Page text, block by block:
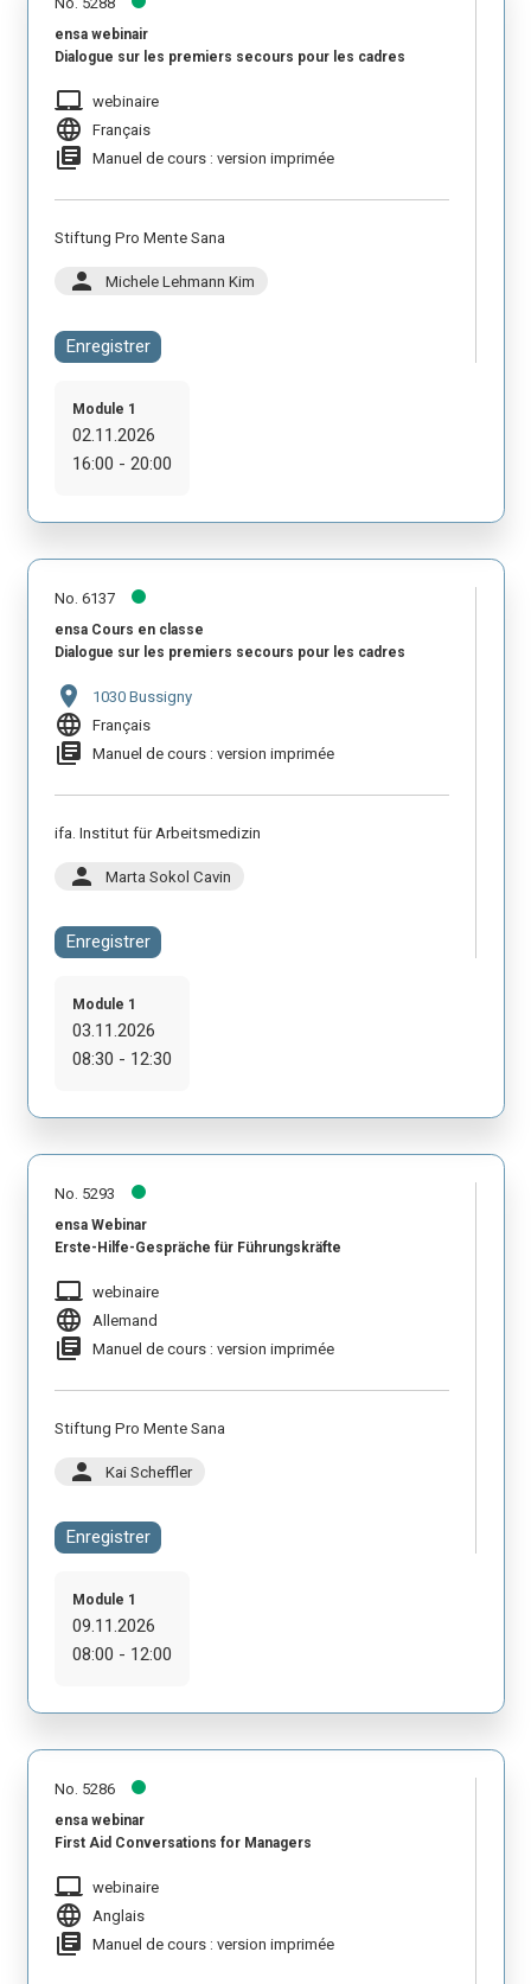
ensa webinair
Dialogue sur les premiers secours pour les cadres
laptop_mac webinaire
language Français
library_books Manuel de cours : version imprimée
Stiftung Pro Mente Sana
person Michele Lehmann Kim
Enregistrer
Module 1
02.11.2026
16:00 - 20:00
No. 6137
ensa Cours en classe
Dialogue sur les premiers secours pour les cadres
location_on 1030 Bussigny
language Français
library_books Manuel de cours : version imprimée
ifa. Institut für Arbeitsmedizin
person Marta Sokol Cavin
Enregistrer
Module 1
03.11.2026
08:30 - 12:30
No. 5293
ensa Webinar
Erste-Hilfe-Gespräche für Führungskräfte
laptop_mac webinaire
language Allemand
library_books Manuel de cours : version imprimée
Stiftung Pro Mente Sana
person Kai Scheffler
Enregistrer
Module 1
09.11.2026
08:00 - 12:00
No. 5286
ensa webinar
First Aid Conversations for Managers
laptop_mac webinaire
language Anglais
library_books Manuel de cours : version imprimée